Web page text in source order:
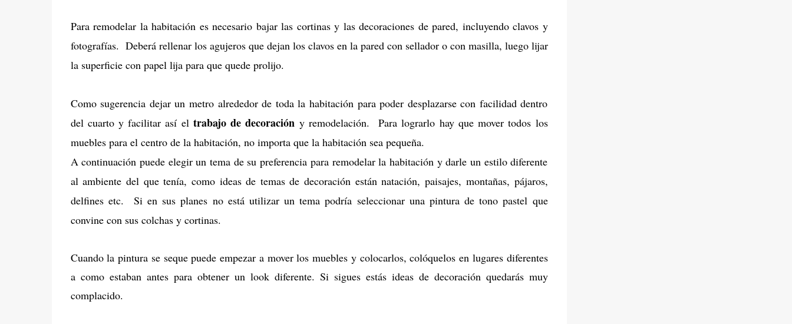
Para remodelar la habitación es necesario bajar las cortinas y las decoraciones de pared, incluyendo clavos y
fotografías. Deberá rellenar los agujeros que dejan los clavos en la pared con sellador o con masilla, luego lijar
la superficie con papel lija para que quede prolijo.
Como sugerencia dejar un metro alrededor de toda la habitación para poder desplazarse con facilidad dentro
del cuarto y facilitar así el trabajo de decoración y remodelación. Para lograrlo hay que mover todos los
muebles para el centro de la habitación, no importa que la habitación sea pequeña.
A continuación puede elegir un tema de su preferencia para remodelar la habitación y darle un estilo diferente
al ambiente del que tenía, como ideas de temas de decoración están natación, paisajes, montañas, pájaros,
delfines etc. Si en sus planes no está utilizar un tema podría seleccionar una pintura de tono pastel que
convine con sus colchas y cortinas.
Cuando la pintura se seque puede empezar a mover los muebles y colocarlos, colóquelos en lugares diferentes
a como estaban antes para obtener un look diferente. Si sigues estás ideas de decoración quedarás muy
complacido.